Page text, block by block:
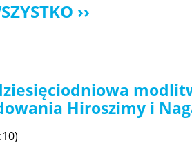
Hiroszimy i